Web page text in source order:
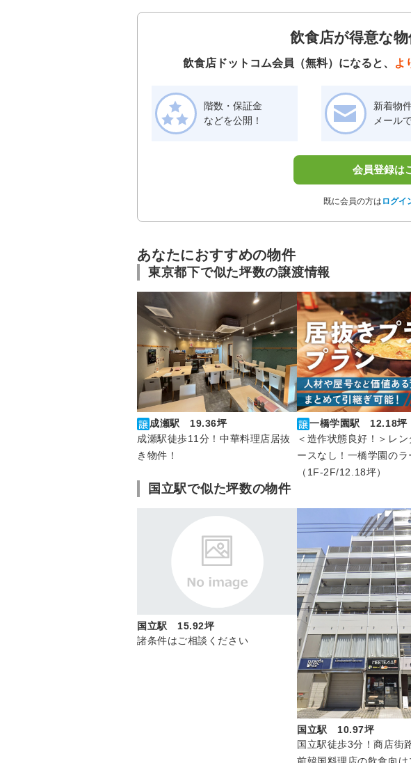
飲食店が得意な
飲食店ドットコム会員（無料）になると、 よ
階数・保証金
などを公開！
新着物
メール
会員登録は
既に会員の方は ログイ
あなたにおすすめの物件
東京都下で似た坪数の譲渡情報
成瀬駅 19.36坪
成瀬駅徒歩11分！中華料理店居抜
き物件！
一橋学園駅 12.18坪
＜造作状態良好！＞レン
ースなし！一橋学園のラ
（1F-2F/12.18坪）
国立駅で似た坪数の物件
国立駅 15.92坪
諸条件はご相談ください
国立駅 10.97坪
国立駅徒歩3分！商店街